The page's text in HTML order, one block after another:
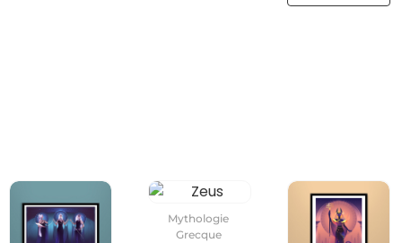
Mythologie
Grecque